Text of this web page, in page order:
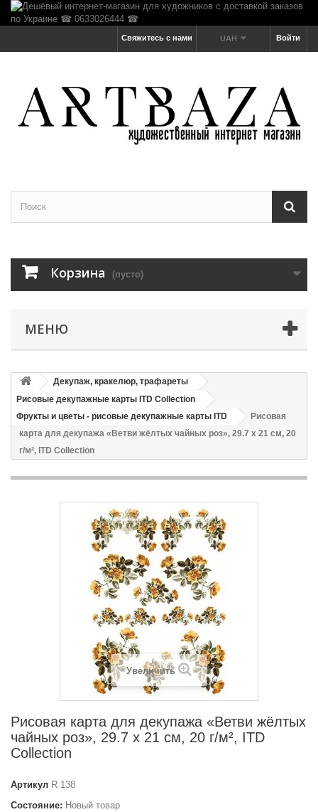
Войти
UAH
Свяжитесь с нами
Корзина (пусто)
МЕНЮ
Декупаж, кракелюр, трафареты
Рисовые декупажные карты ITD Collection
Фрукты и цветы - рисовые декупажные карты ITD
Рисовая
карта для декупажа «Ветви жёлтых чайных роз», 29.7 x 21 см, 20
г/м², ITD Collection
Увеличить
Рисовая карта для декупажа «Ветви жёлтых
чайных роз», 29.7 x 21 см, 20 г/м², ITD
Collection
Артикул R 138
Состояние: Новый товар